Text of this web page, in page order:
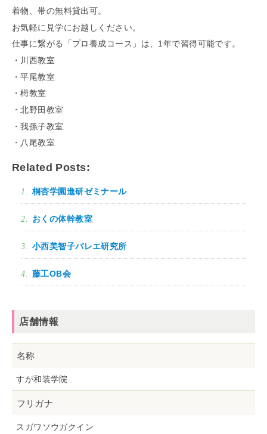
着物、帯の無料貸出可。
お気軽に見学にお越しください。
仕事に繋がる「プロ養成コース」は、1年で習得可能です。
・川西教室
・平尾教室
・栂教室
・北野田教室
・我孫子教室
・八尾教室
Related Posts:
桐杏学園進研ゼミナール
おくの体幹教室
小西美智子バレエ研究所
藤工OB会
店舗情報
名称
すが和装学院
フリガナ
スガワソウガクイン